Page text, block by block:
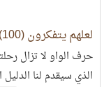
لعلهم يتفكرون (100)
حرف الواو لا تزال
الذي سيقدم لنا